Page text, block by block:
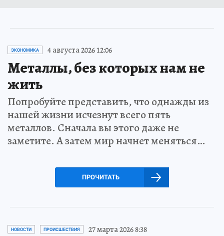
ЭКОНОМИКА 4 августа 2026 12:06
Металлы, без которых нам не
жить
Попробуйте представить, что однажды из
нашей жизни исчезнут всего пять
металлов. Сначала вы этого даже не
заметите. А затем мир начнет меняться…
ПРОЧИТАТЬ
НОВОСТИ ПРОИСШЕСТВИЯ 27 марта 2026 8:38